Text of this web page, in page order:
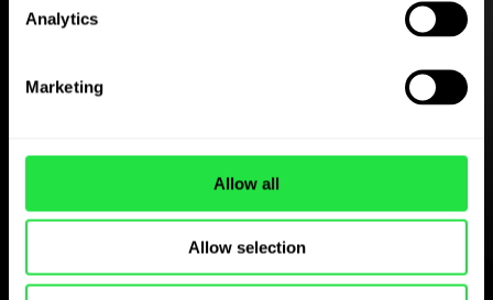
Analytics
Marketing
Allow all
Allow selection
την εφαρμογή ZEN.COM
Κατεβάστε την εφαρμογή
και εγγραφείτε σε λίγα λεπτά.
Ανταλλαγή στην εφαρμογή